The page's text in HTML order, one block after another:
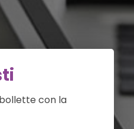
con la